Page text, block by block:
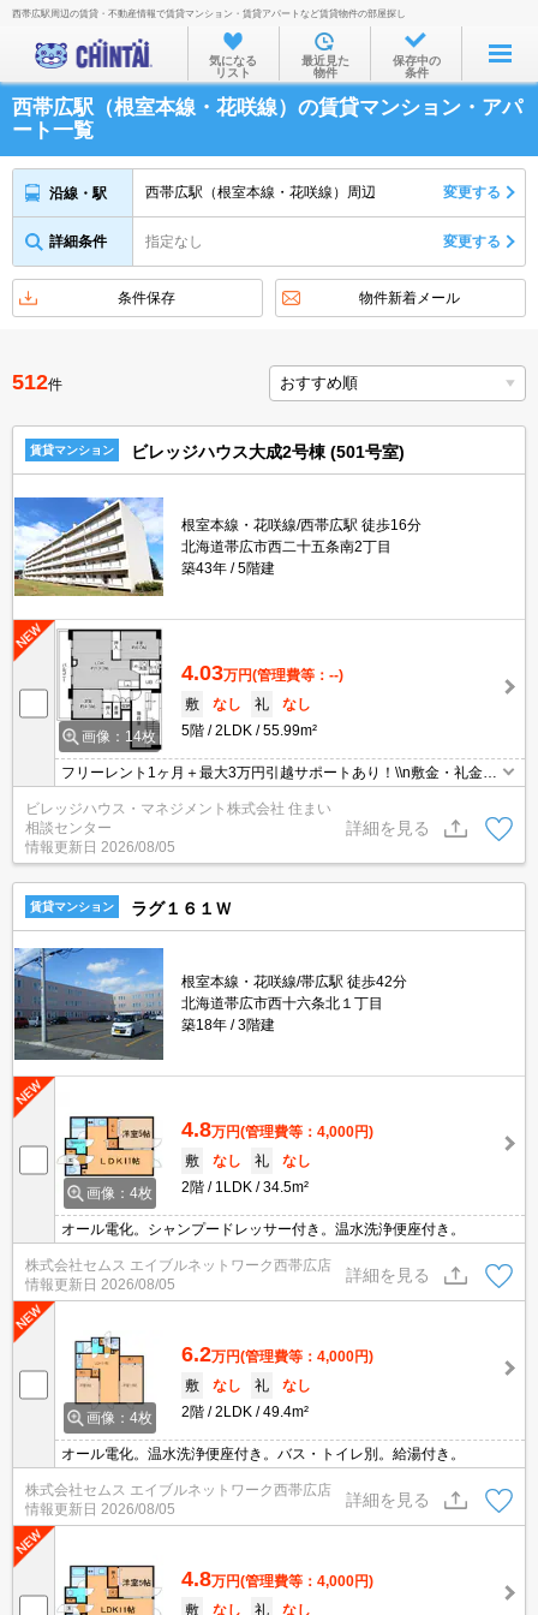
お部屋を探す
沿線・駅から
住所から
家賃相場から
不動産会社から
西帯広駅周辺の賃貸・不動産情報で賃貸マンション・賃貸アパートなど賃貸物件の部屋探し
気になる
リスト
最近見た
物件
保存中の
条件
西帯広駅（根室本線・花咲線）の賃貸マンション・アパ
ート一覧
沿線・駅 西帯広駅（根室本線・花咲線）周辺 変更する
詳細条件 指定なし 変更する
条件保存 物件新着メール
512件
賃貸マンション ビレッジハウス大成2号棟 (501号室)
根室本線・花咲線/西帯広駅 徒歩16分
北海道帯広市西二十五条南2丁目
築43年
5階建
画像：14枚
4.03万円(管理費等：--)
敷
なし 礼
なし
5階
2LDK 55.99m²
フリーレント1ヶ月＋最大3万円引越サポートあり！\\n敷金・礼金・
更新料・鍵交換手数料0円！※契約内容や審査の結果、敷金をお預
かりする場合がございます。
ビレッジハウス・マネジメント株式会社 住まい
相談センター
情報更新日 2026/08/05
詳細を見る
賃貸マンション ラグ１６１Ｗ
根室本線・花咲線/帯広駅 徒歩42分
北海道帯広市西十六条北１丁目
築18年
3階建
画像：4枚
4.8万円(管理費等：4,000円)
敷
なし 礼
なし
2階
1LDK 34.5m²
オール電化。シャンプードレッサー付き。温水洗浄便座付き。
株式会社セムス エイブルネットワーク西帯広店
情報更新日 2026/08/05
詳細を見る
画像：4枚
6.2万円(管理費等：4,000円)
敷
なし 礼
なし
2階
2LDK 49.4m²
オール電化。温水洗浄便座付き。バス・トイレ別。給湯付き。
株式会社セムス エイブルネットワーク西帯広店
情報更新日 2026/08/05
詳細を見る
4.8万円(管理費等：4,000円)
敷
なし 礼 なし